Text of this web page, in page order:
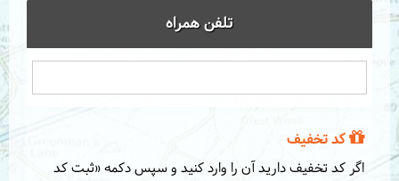
تلفن همراه
کد تخفیف
اگر کد تخفیف دارید آن را وارد کنید و سپس دکمه «ثبت کد